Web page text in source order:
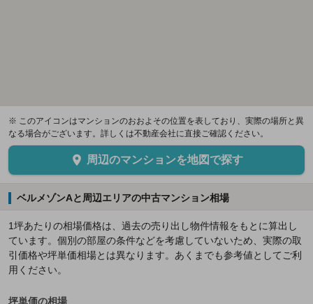
※ このアイコンはマンションのおおよその位置を表しており、実際の場所と異
なる場合がございます。詳しくは不動産会社に直接ご確認ください。
周辺のマンションを地図で探す
ベルメゾンAと周辺エリアの中古マンション相場
1坪あたりの相場価格は、過去の売り出し物件情報をもとに算出し
ています。個別の部屋の条件などを考慮していないため、実際の取
引価格や坪単価相場とは異なります。あくまでも参考値としてご利
用ください。
坪単価の相場